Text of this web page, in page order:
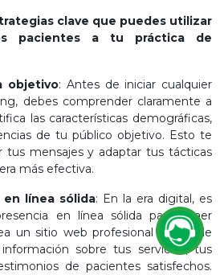
clave que puedes utilizar
pacientes a tu práctica de
objetivo: Antes de iniciar cualquier
debes comprender claramente a
las características demográficas,
de tu público objetivo. Esto te
tus mensajes y adaptar tus tácticas
más efectiva.
en línea sólida: En la era digital, es
en línea sólida para atraer
un sitio web profesional y fácil de
sobre tus servicios, tus
de pacientes satisfechos.